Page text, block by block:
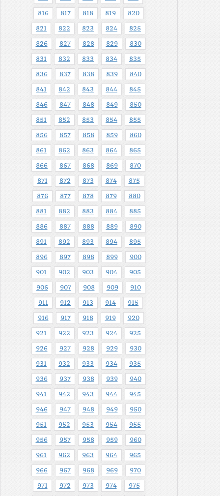
816 817 818 819 820
821 822 823 824 825
826 827 828 829 830
831 832 833 834 835
836 837 838 839 840
841 842 843 844 845
846 847 848 849 850
851 852 853 854 855
856 857 858 859 860
861 862 863 864 865
866 867 868 869 870
871 872 873 874 875
876 877 878 879 880
881 882 883 884 885
886 887 888 889 890
891 892 893 894 895
896 897 898 899 900
901 902 903 904 905
906 907 908 909 910
911 912 913 914 915
916 917 918 919 920
921 922 923 924 925
926 927 928 929 930
931 932 933 934 935
936 937 938 939 940
941 942 943 944 945
946 947 948 949 950
951 952 953 954 955
956 957 958 959 960
961 962 963 964 965
966 967 968 969 970
971 972 973 974 975